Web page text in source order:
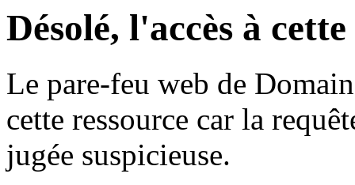
Désolé, l'accès à
Le pare-feu web de
cette ressource car la
jugée suspicieuse.